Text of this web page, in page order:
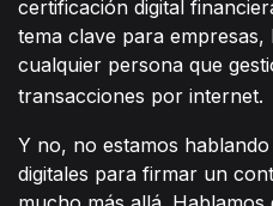
certificación digital
tema clave para
cualquier persona que
transacciones por internet.
Y no, no estamos
digitales para firmar un